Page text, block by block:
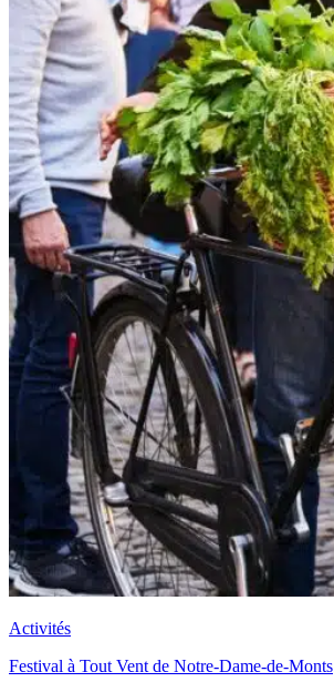
Activités
Festival à Tout Vent de Notre-Dame-de-Monts